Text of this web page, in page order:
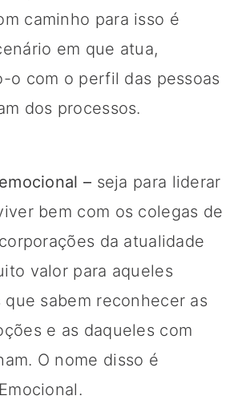
caminho para isso é
em que atua,
o com o perfil das pessoas
dos processos.
– seja para liderar
bem com os colegas de
da atualidade
valor para aqueles
sabem reconhecer as
e as daqueles com
O nome disso é